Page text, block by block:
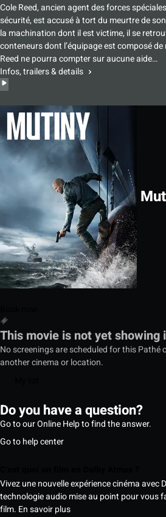
Cole Reed, ancien agent des forces
sécurité, est accusé à tort du meurtre de
la machination dont il est victime, il se
conteneurs dont l’équipage est composé
Reed ne pourra compter sur aucune aide…
Infos, trailers & details
This movie is not yet showing
No screenings are scheduled for this Pathé
another cinema or location.
Do you have a question?
Go to our Online Help to find the answer.
Go to help center
Vivez une nouvelle expérience cinéma avec
technologie audio mise au point pour vous
film. En savoir plus